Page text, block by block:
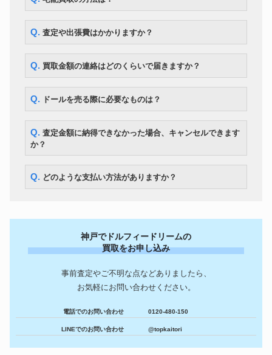
Q. 査定や出張費はかかりますか？
Q. 買取金額の連絡はどのくらいで届きますか？
Q. ドールを売る際に必要なものは？
Q. 査定金額に納得できなかった場合、キャンセルできます
か？
Q. どのような支払い方法がありますか？
神戸でドルフィードリームの
買取をお申し込み
事前査定やご不明な点などありましたら、
お気軽にお問い合わせください。
電話でのお問い合わせ 0120-480-150
LINEでのお問い合わせ @topkaitori